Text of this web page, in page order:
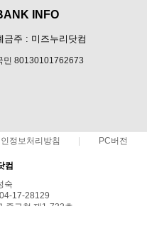
INFO
금주 : 미즈누리닷컴
민 80130101762673
정보처리방침 PC버전
컴
숙
17-28129
중구청 제1-732호